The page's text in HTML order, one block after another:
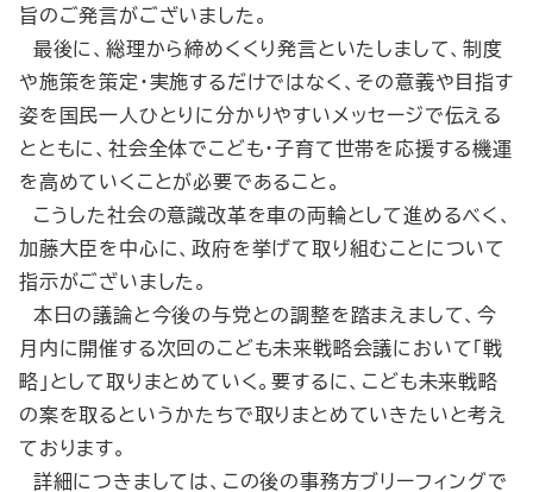
旨のご発言がございました。
最後に、総理から締めくくり発言といたしまして、制度
や施策を策定・実施するだけではなく、その意義や目指す
姿を国民一人ひとりに分かりやすいメッセージで伝える
とともに、社会全体でこども・子育て世帯を応援する機運
を高めていくことが必要であること。
こうした社会の意識改革を車の両輪として進めるべく、
加藤大臣を中心に、政府を挙げて取り組むことについて
指示がございました。
本日の議論と今後の与党との調整を踏まえまして、今
月内に開催する次回のこども未来戦略会議において「戦
略」として取りまとめていく。要するに、こども未来戦略
の案を取るというかたちで取りまとめていきたいと考え
ております。
詳細につきましては、この後の事務方ブリーフィングで